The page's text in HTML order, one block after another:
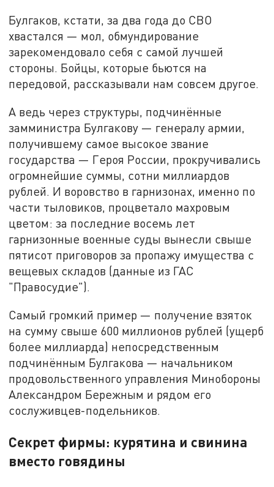
Булгаков, кстати, за два года до СВО
хвастался — мол, обмундирование
зарекомендовало себя с самой лучшей
стороны. Бойцы, которые бьются на
передовой, рассказывали нам совсем другое.
А ведь через структуры, подчинённые
замминистра Булгакову — генералу армии,
получившему самое высокое звание
государства — Героя России, прокручивались
огромнейшие суммы, сотни миллиардов
рублей. И воровство в гарнизонах, именно по
части тыловиков, процветало махровым
цветом: за последние восемь лет
гарнизонные военные суды вынесли свыше
пятисот приговоров за пропажу имущества с
вещевых складов (данные из ГАС
"Правосудие").
Самый громкий пример — получение взяток
на сумму свыше 600 миллионов рублей (ущерб
более миллиарда) непосредственным
подчинённым Булгакова — начальником
продовольственного управления Минобороны
Александром Бережным и рядом его
сослуживцев-подельников.
Секрет фирмы: курятина и свинина
вместо говядины